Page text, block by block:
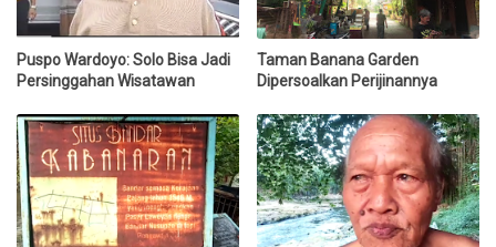
Puspo Wardoyo: Solo Bisa Jadi
Persinggahan Wisatawan
Taman Banana Garden
Dipersoalkan Perijinannya